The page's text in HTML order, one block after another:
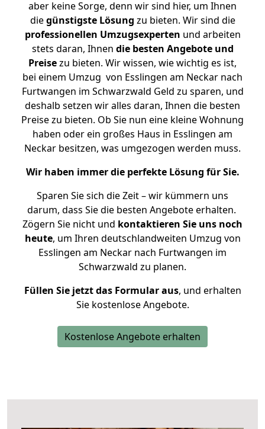
aber keine Sorge, denn wir sind hier, um Ihnen
diegünstigste Lösung zu bieten. Wir sind die
professionellen Umzugsexperten und arbeiten
stets daran, Ihnen die besten Angebote und
Preisezu bieten. Wir wissen, wie wichtig es ist,
bei einem Umzug von Esslingen am Neckar nach
Furtwangen im Schwarzwald Geld zu sparen, und
deshalb setzen wir alles daran, Ihnen die besten
Preise zu bieten. Ob Sie nun eine kleine Wohnung
haben oder ein großes Haus in Esslingen am
Neckar besitzen, was umgezogen werden muss.
Wir haben immer die perfekte Lösung für Sie.
Sparen Sie sich die Zeit – wir kümmern uns
darum, dass Sie die besten Angebote erhalten.
Zögern Sie nicht und kontaktieren Sie uns noch
heute, um Ihren deutschlandweiten Umzug von
Esslingen am Neckar nach Furtwangen im
Schwarzwald zu planen.
Füllen Sie jetzt das Formular aus, und erhalten
Sie kostenlose Angebote.
Kostenlose Angebote erhalten